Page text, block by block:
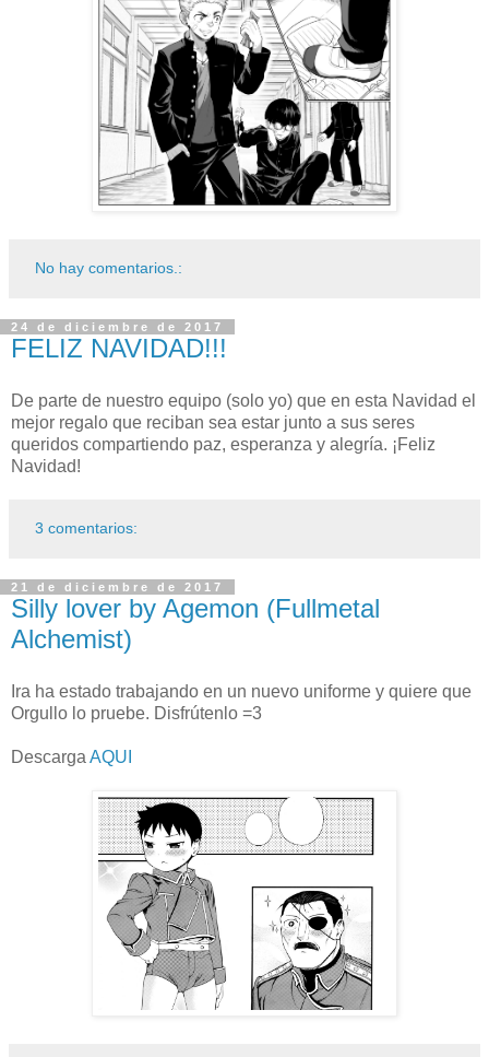
No hay comentarios.:
24 de diciembre de 2017
FELIZ NAVIDAD!!!
De parte de nuestro equipo (solo yo) que en esta Navidad el
mejor regalo que reciban sea estar junto a sus seres
queridos compartiendo paz, esperanza y alegría. ¡Feliz
Navidad!
3 comentarios:
21 de diciembre de 2017
Silly lover by Agemon (Fullmetal
Alchemist)
Ira ha estado trabajando en un nuevo uniforme y quiere que
Orgullo lo pruebe. Disfrútenlo =3
Descarga AQUI